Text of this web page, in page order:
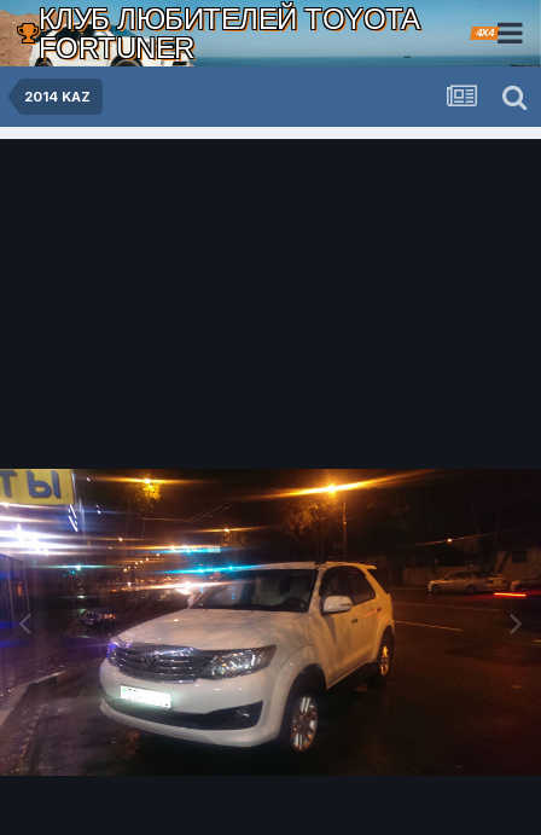
КЛУБ ЛЮБИТЕЛЕЙ TOYOTA
FORTUNER
4X4
2014 KAZ